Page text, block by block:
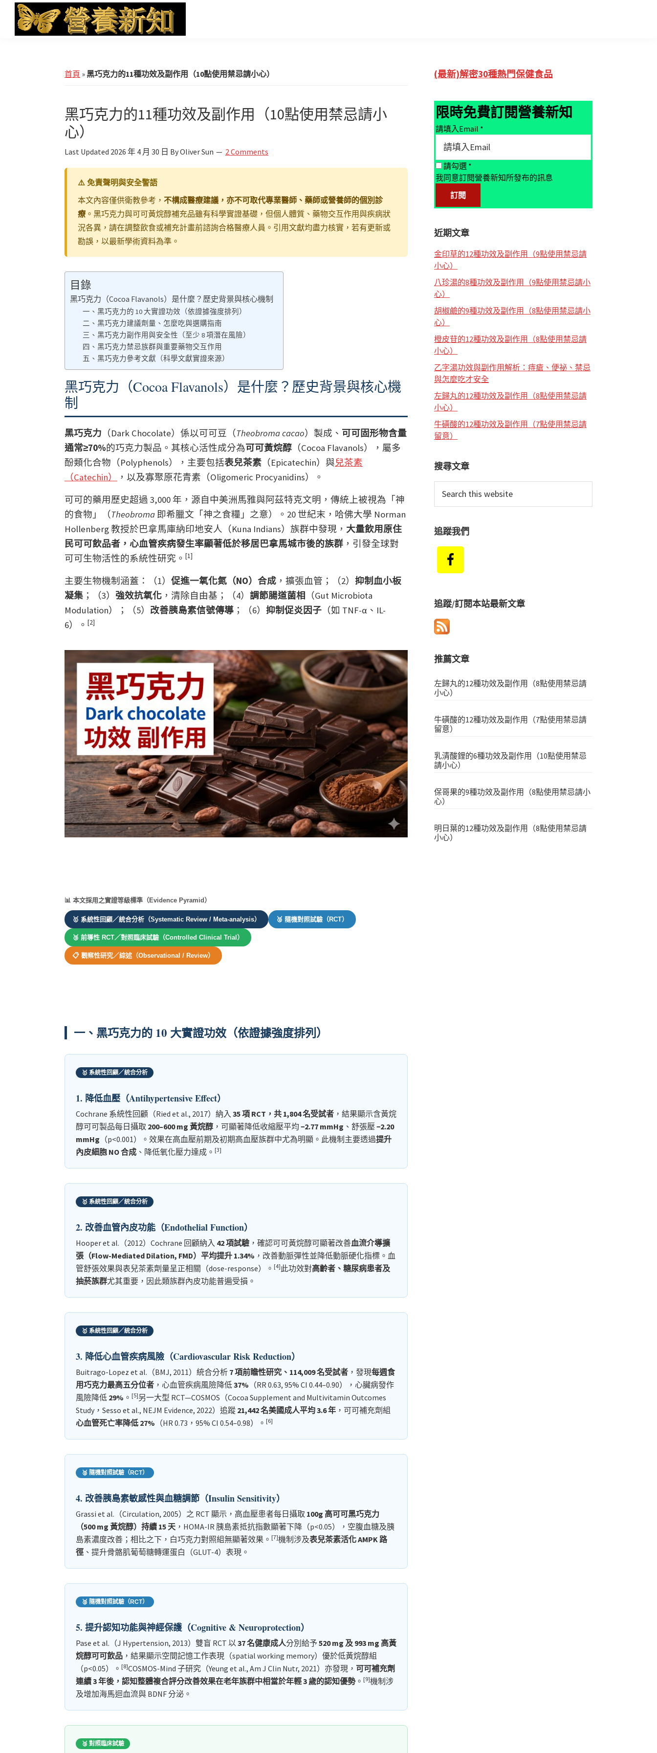
main
primary
footer
首頁 »黑巧克力的11種功效及副作用（10點使用禁忌請小心）
黑巧克力的11種功效及副作用（10點使用禁忌請小
心）
Last Updated 2026 年 4 月 30 日 ByOliver Sun 2 Comments
⚠️ 免責聲明與安全警語
本文內容僅供衛教參考， 不構成醫療建議，亦不可取代專業醫師、藥師或營養師的個別診
療 。黑巧克力與可可黃烷醇補充品雖有科學實證基礎，但個人體質、藥物交互作用與疾病狀
況各異，請在調整飲食或補充計畫前諮詢合格醫療人員。引用文獻均盡力核實，若有更新或
勘誤，以最新學術資料為準。
目錄
黑巧克力（Cocoa Flavanols）是什麼？歷史背景與核心機制
一、黑巧克力的 10 大實證功效（依證據強度排列）
二、黑巧克力建議劑量、怎麼吃與選購指南
三、黑巧克力副作用與安全性（至少 8 項潛在風險）
四、黑巧克力禁忌族群與重要藥物交互作用
五、黑巧克力參考文獻（科學文獻實證來源）
黑巧克力（Cocoa Flavanols）是什麼？歷史背景與核心機
制
黑巧克力 （Dark Chocolate）係以可可豆（Theobroma cacao）製成、 可可固形物含量
通常≥70%的巧克力製品。其核心活性成分為可可黃烷醇 （Cocoa Flavanols），屬多
酚類化合物（Polyphenols），主要包括表兒茶素 （Epicatechin）與兒茶素
（Catechin）
，以及寡聚原花青素（Oligomeric Procyanidins）。
可可的藥用歷史超過 3,000 年，源自中美洲馬雅與阿茲特克文明，傳統上被視為「神
的食物」（Theobroma 即希臘文「神之食糧」之意）。20 世紀末，哈佛大學 Norman
Hollenberg 教授於巴拿馬庫納印地安人（Kuna Indians）族群中發現， 大量飲用原住
民可可飲品者，心血管疾病發生率顯著低於移居巴拿馬城市後的族群 ，引發全球對
可可生物活性的系統性研究。 [1]
主要生物機制涵蓋：（1） 促進一氧化氮（NO）合成 ，擴張血管；（2） 抑制血小板
凝集 ；（3） 強效抗氧化 ，清除自由基；（4） 調節腸道菌相
（Gut Microbiota
Modulation）；（5） 改善胰島素信號傳導 ；（6） 抑制促炎因子 （如 TNF-α、IL-
6）。 [2]
📊 本文採用之實證等級標準（Evidence Pyramid）
🥇 系統性回顧／統合分析（Systematic Review / Meta-analysis） 🥈 隨機對照試驗（RCT）
🥉 前導性 RCT／對照臨床試驗（Controlled Clinical Trial）
📋 觀察性研究／綜述（Observational / Review）
一、黑巧克力的 10 大實證功效（依證據強度排列）
🥇 系統性回顧／統合分析
1. 降低血壓（Antihypertensive Effect）
Cochrane 系統性回顧（Ried et al., 2017）納入 35 項 RCT，共 1,804 名受試者 ，結果顯示含黃烷
醇可可製品每日攝取 200–600 mg 黃烷醇 ，可顯著降低收縮壓平均 −2.77 mmHg 、舒張壓 −2.20
mmHg （p<0.001）。效果在高血壓前期及初期高血壓族群中尤為明顯。此機制主要透過提升
內皮細胞 NO 合成 、降低氧化壓力達成。 [3]
🥇 系統性回顧／統合分析
2. 改善血管內皮功能（Endothelial Function）
Hooper et al.（2012）Cochrane 回顧納入 42 項試驗 ，確認可可黃烷醇可顯著改善血流介導擴
張（Flow-Mediated Dilation, FMD）平均提升 1.34% ，改善動脈彈性並降低動脈硬化指標。血
管舒張效果與表兒茶素劑量呈正相關（dose-response）。 [4] 此功效對高齡者、糖尿病患者及
抽菸族群尤其重要，因此類族群內皮功能普遍受損。
🥇 系統性回顧／統合分析
3. 降低心血管疾病風險（Cardiovascular Risk Reduction）
Buitrago-Lopez et al.（BMJ, 2011）統合分析 7 項前瞻性研究、114,009 名受試者 ，發現每週食
用巧克力最高五分位者 ，心血管疾病風險降低37% （RR 0.63, 95% CI 0.44–0.90），心臟病發作
風險降低 29% 。 [5]另一大型 RCT—COSMOS（Cocoa Supplement and Multivitamin Outcomes
Study，Sesso et al., NEJM Evidence, 2022）追蹤 21,442 名美國成人平均 3.6 年 ，可可補充劑組
心血管死亡率降低 27% （HR 0.73，95% CI 0.54–0.98）。 [6]
🥈 隨機對照試驗（RCT）
4. 改善胰島素敏感性與血糖調節（Insulin Sensitivity）
Grassi et al.（Circulation, 2005）之 RCT 顯示，高血壓患者每日攝取 100g 高可可黑巧克力
（500 mg 黃烷醇）持續 15 天 ，HOMA-IR 胰島素抵抗指數顯著下降（p<0.05），空腹血糖及胰
島素濃度改善；相比之下，白巧克力對照組無顯著效果。 [7]機制涉及表兒茶素活化 AMPK 路
徑 、提升骨骼肌葡萄糖轉運蛋白（GLUT-4）表現。
🥈 隨機對照試驗（RCT）
5. 提升認知功能與神經保護（Cognitive & Neuroprotection）
Pase et al.（J Hypertension, 2013）雙盲 RCT 以37 名健康成人分別給予 520 mg 及 993 mg 高黃
烷醇可可飲品 ，結果顯示空間記憶工作表現（spatial working memory）優於低黃烷醇組
（p<0.05）。 [8]COSMOS-Mind 子研究（Yeung et al., Am J Clin Nutr, 2021）亦發現， 可可補充劑
連續 3 年後，認知整體複合評分改善效果在老年族群中相當於年輕 3 歲的認知優勢。 [9]機制涉
及增加海馬迴血流與 BDNF 分泌。
🥉 對照臨床試驗
Primary
(最新)解密30種熱門保健食品
限時免費訂閱營養新知
請填入Email *
請勾選 *
我同意訂閱營養新知所發布的訊息
近期文章
金印草的12種功效及副作用（9點使用禁忌請
小心）
八珍湯的8種功效及副作用（9點使用禁忌請小
心）
胡椒鹼的9種功效及副作用（8點使用禁忌請小
心）
橙皮苷的12種功效及副作用（8點使用禁忌請
小心）
乙字湯功效與副作用解析：痔瘡、便祕、禁忌
與怎麼吃才安全
左歸丸的12種功效及副作用（8點使用禁忌請
小心）
牛磺酸的12種功效及副作用（7點使用禁忌請
留意）
搜尋文章
this
追蹤我們
追蹤/訂閱本站最新文章
推薦文章
左歸丸的12種功效及副作用（8點使用禁忌請
小心）
牛磺酸的12種功效及副作用（7點使用禁忌請
留意）
乳清酸鋰的6種功效及副作用（10點使用禁忌
請小心）
保哥果的9種功效及副作用（8點使用禁忌請小
心）
明日葉的12種功效及副作用（8點使用禁忌請
小心）